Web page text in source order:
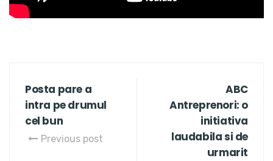
Posta pare a
intra pe drumul
cel bun
Previous post
ABC
Antreprenori: o
initiativa
laudabila si de
urmarit